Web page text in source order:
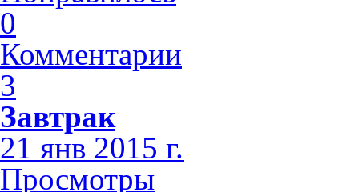
0
Комментарии
3
Завтрак
21 янв 2015 г.
Просмотры